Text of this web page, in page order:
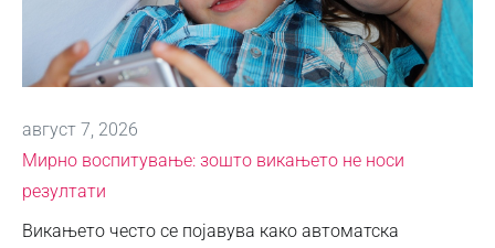
август 7, 2026
Мирно воспитување: зошто викањето не носи
резултати
Викањето често се појавува како автоматска